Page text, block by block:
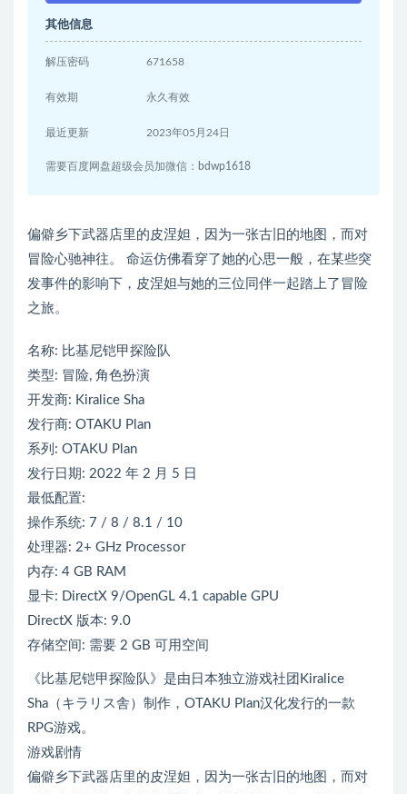
其他信息
解压密码 671658
有效期 永久有效
最近更新 2023年05月24日
需要百度网盘超级会员加微信：bdwp1618
偏僻乡下武器店里的皮涅妲，因为一张古旧的地图，而对
冒险心驰神往。 命运仿佛看穿了她的心思一般，在某些突
发事件的影响下，皮涅妲与她的三位同伴一起踏上了冒险
之旅。
名称: 比基尼铠甲探险队
类型: 冒险, 角色扮演
开发商: Kiralice Sha
发行商: OTAKU Plan
系列: OTAKU Plan
发行日期: 2022 年 2 月 5 日
最低配置:
操作系统: 7 / 8 / 8.1 / 10
处理器: 2+ GHz Processor
内存: 4 GB RAM
显卡: DirectX 9/OpenGL 4.1 capable GPU
DirectX 版本: 9.0
存储空间: 需要 2 GB 可用空间
《比基尼铠甲探险队》是由日本独立游戏社团Kiralice
Sha（キラリス舎）制作，OTAKU Plan汉化发行的一款
RPG游戏。
游戏剧情
偏僻乡下武器店里的皮涅妲，因为一张古旧的地图，而对